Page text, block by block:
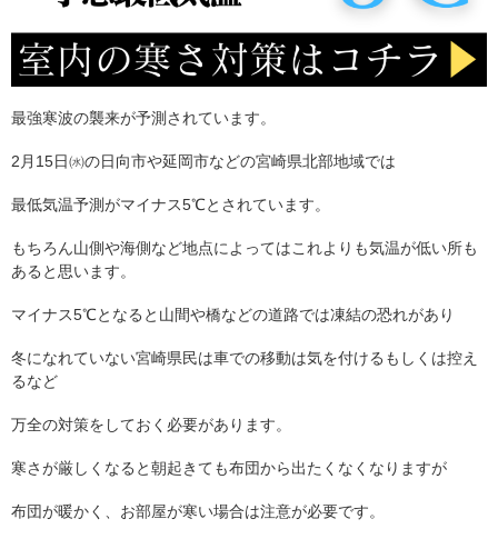
最強寒波の襲来が予測されています。
2月15日㈬の日向市や延岡市などの宮崎県北部地域では
最低気温予測がマイナス5℃とされています。
もちろん山側や海側など地点によってはこれよりも気温が低い所も
あると思います。
マイナス5℃となると山間や橋などの道路では凍結の恐れがあり
冬になれていない宮崎県民は車での移動は気を付けるもしくは控え
るなど
万全の対策をしておく必要があります。
寒さが厳しくなると朝起きても布団から出たくなくなりますが
布団が暖かく、お部屋が寒い場合は注意が必要です。